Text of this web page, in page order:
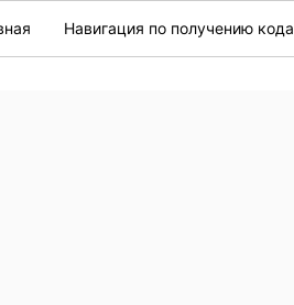
Навигация по получению кода